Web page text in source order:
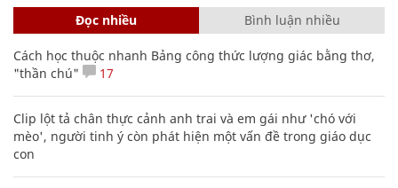
Đọc nhiều Bình luận nhiều
Cách học thuộc nhanh Bảng công thức lượng giác bằng thơ,
"thần chú"
17
Clip lột tả chân thực cảnh anh trai và em gái như 'chó với
mèo', người tinh ý còn phát hiện một vấn đề trong giáo dục
con